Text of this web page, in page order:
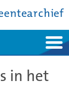
in het